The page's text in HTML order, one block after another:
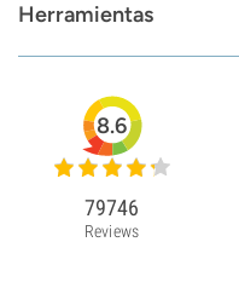
Herramientas
8.6
79746
Reviews